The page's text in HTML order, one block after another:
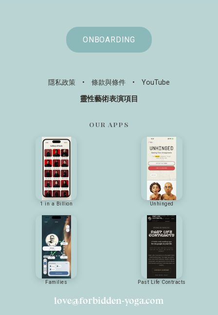
ONBOARDING
隱私政策 • 條款與條件 • YouTube
靈性藝術表演項目
OUR APPS
1 in a Billion Unhinged
Families Past Life Contracts
love@forbidden-yoga.com